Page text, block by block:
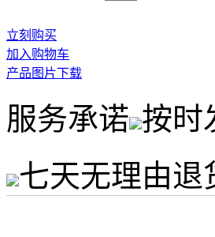
立刻购买
加入购物车
产品图片下载
服务承诺 按时
七天无理由退